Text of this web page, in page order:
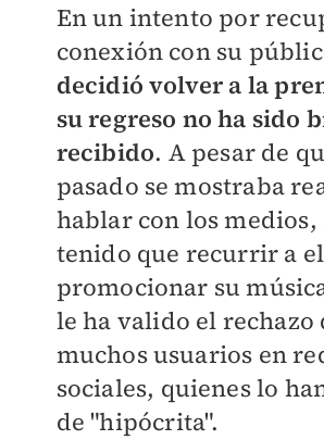
En un intento por
conexión con su
decidió volver a la
su regreso no ha sido
recibido. A pesar de
pasado se mostraba
hablar con los medios,
tenido que recurrir a
promocionar su
le ha valido el rechazo
muchos usuarios en
sociales, quienes lo
de "hipócrita".